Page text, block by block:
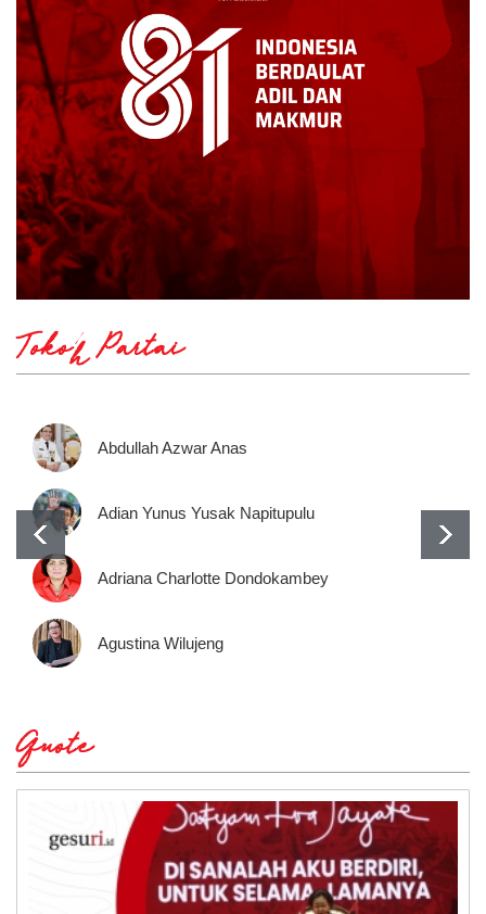
Tokoh Partai
Abdullah Azwar Anas
Adian Yunus Yusak Napitupulu
Adriana Charlotte Dondokambey
Agustina Wilujeng
Quote